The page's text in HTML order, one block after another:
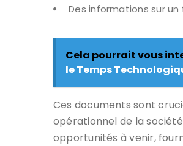
Des informations sur
Cela pourrait vous
le Temps
Ces documents sont
opérationnel de la
opportunités à venir,